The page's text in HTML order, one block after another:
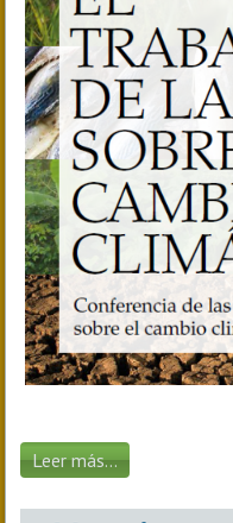
Leer más...